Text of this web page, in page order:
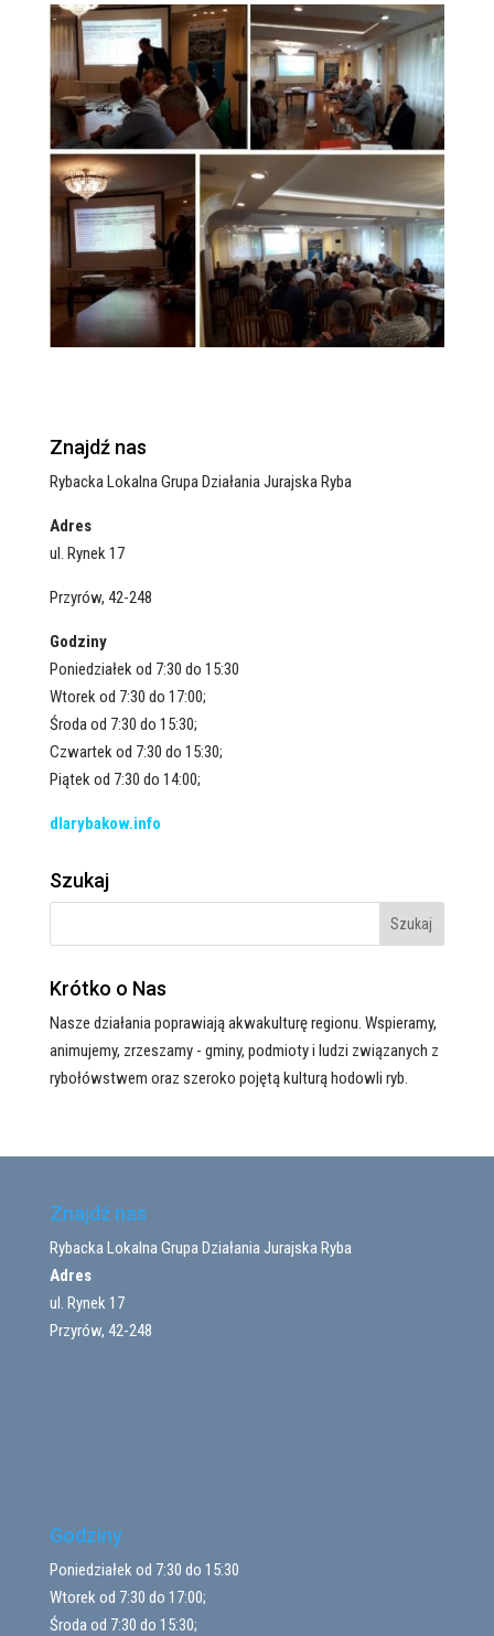
Znajdź nas
Rybacka Lokalna Grupa Działania Jurajska Ryba
Adres
ul. Rynek 17
Przyrów, 42-248
Godziny
Poniedziałek od 7:30 do 15:30
Wtorek od 7:30 do 17:00;
Środa od 7:30 do 15:30;
Czwartek od 7:30 do 15:30;
Piątek od 7:30 do 14:00;
dlarybakow.info
Szukaj
Krótko o Nas
Nasze działania poprawiają akwakulturę regionu. Wspieramy,
animujemy, zrzeszamy - gminy, podmioty i ludzi związanych z
rybołówstwem oraz szeroko pojętą kulturą hodowli ryb.
Znajdź nas
Rybacka Lokalna Grupa Działania Jurajska Ryba
Adres
ul. Rynek 17
Przyrów, 42-248
Godziny
Poniedziałek od 7:30 do 15:30
Wtorek od 7:30 do 17:00;
Środa od 7:30 do 15:30;